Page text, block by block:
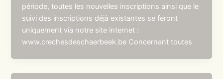
période, toutes les nouvelles inscriptions ainsi que le
suivi des inscriptions déjà existantes se feront
uniquement via notre site internet :
www.crechesdeschaerbeek.be Concernant toutes